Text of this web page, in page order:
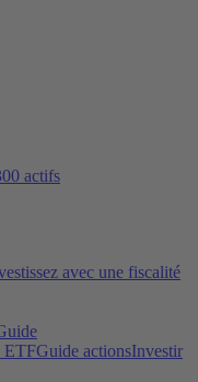
actifs
avec une fiscalité
ETFGuide actionsInvestir